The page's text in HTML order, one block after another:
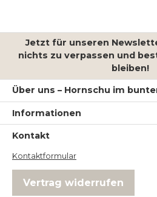
Jetzt für unseren
nichts zu verpassen und
bleiben!
Über uns – Hornschu im
Informationen
Kontakt
Kontaktformular
Vertrag widerrufen